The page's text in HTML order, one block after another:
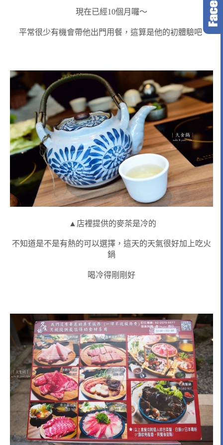
現在已經10個月囉～
平常很少有機會帶他出門用餐，這算是他的初體驗吧
▲店裡提供的麥茶是冷的
不知道是不是有熱的可以選擇，這天的天氣很好加上吃火
鍋
喝冷得剛剛好